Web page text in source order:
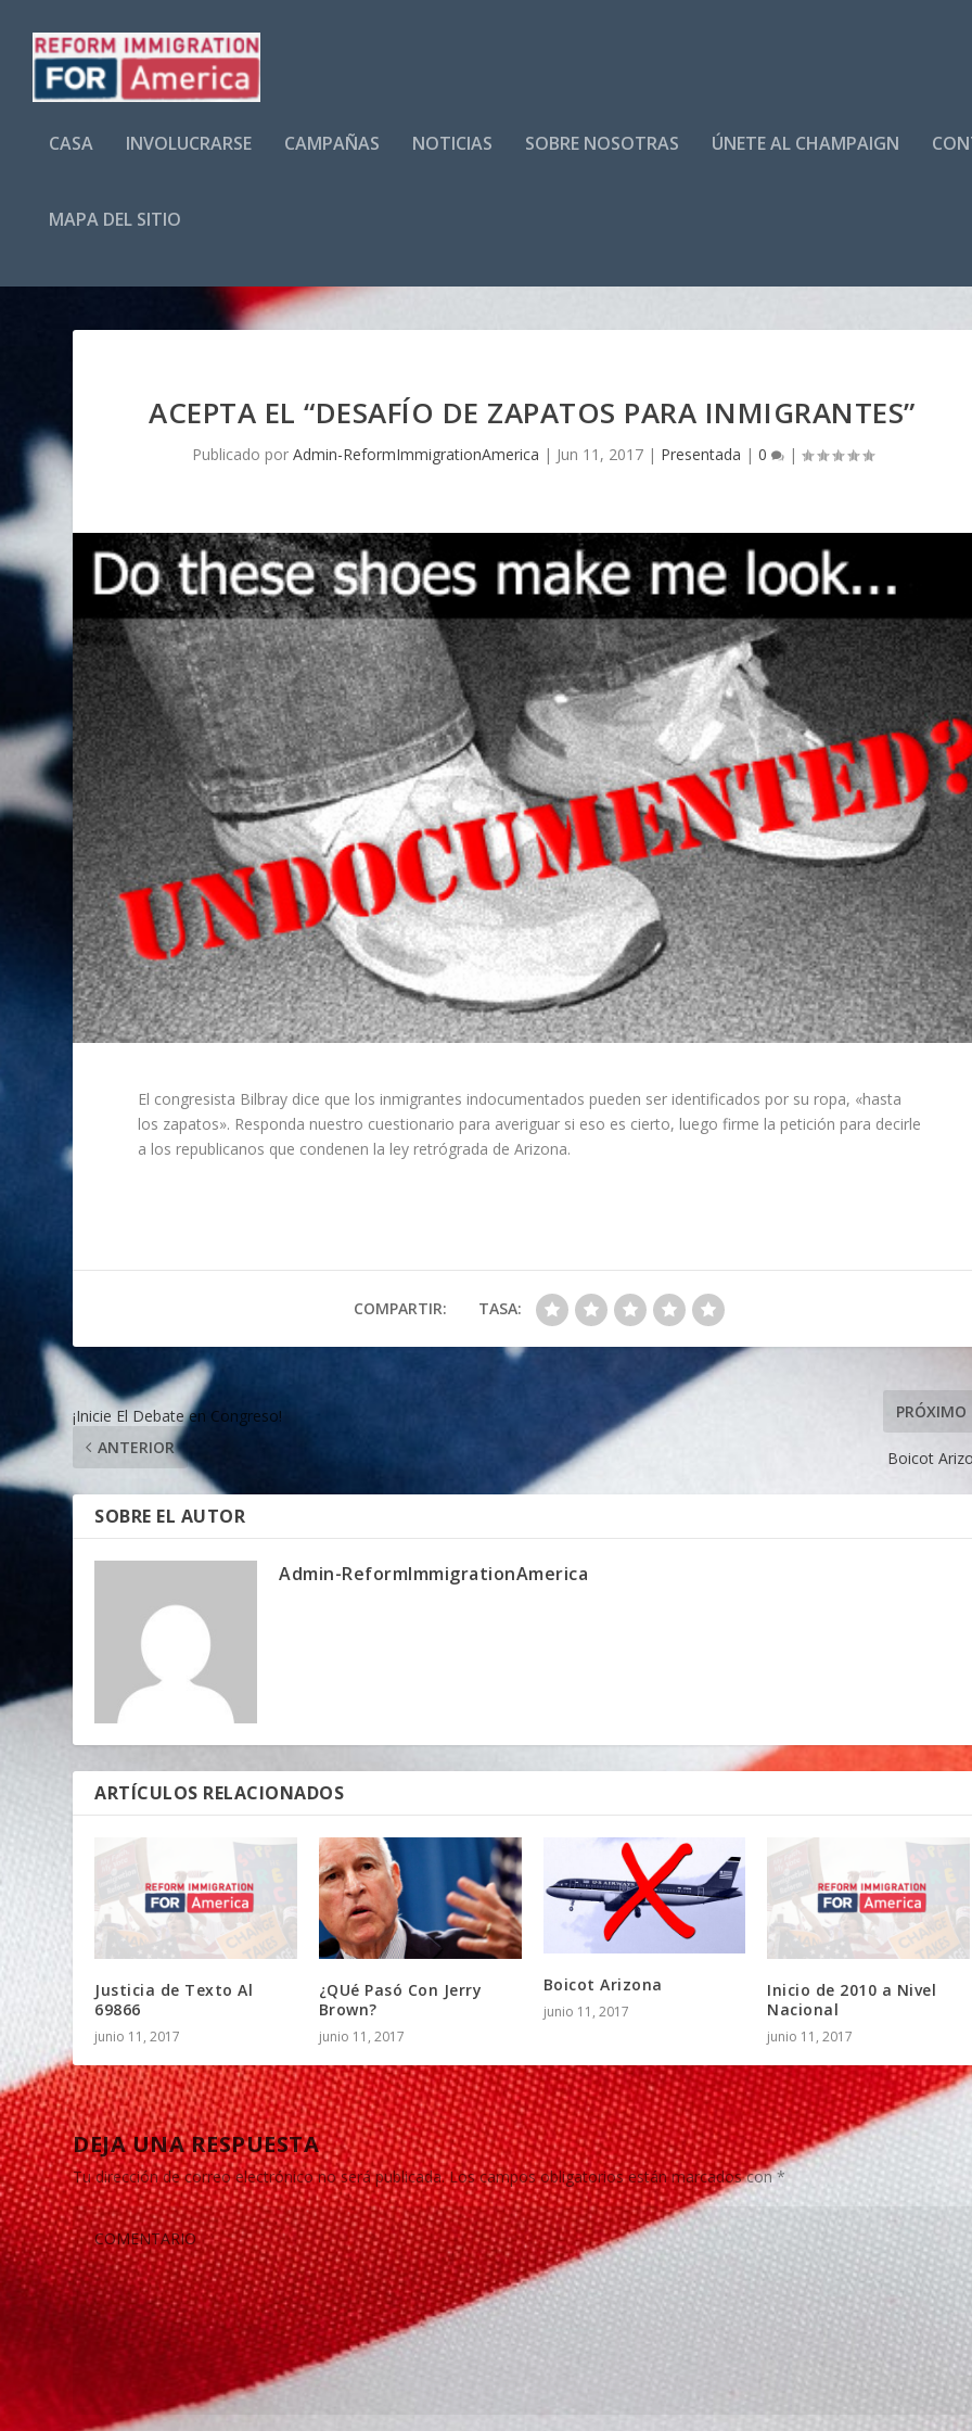
CASA INVOLUCRARSE CAMPAÑAS NOTICIAS SOBRE NOSOTRAS ÚNETE AL CHAMPAIGN
MAPA DEL SITIO
ACEPTA EL “DESAFÍO DE ZAPATOS PARA INMIGRANTES”
Publicado por Admin-ReformImmigrationAmerica | Jun 11, 2017| Presentada | 0 |
El congresista Bilbray dice que los inmigrantes indocumentados pueden ser identificados por su ropa, «hasta
los zapatos». Responda nuestro cuestionario para averiguar si eso es cierto, luego firme la petición para decirle
a los republicanos que condenen la ley retrógrada de Arizona.
COMPARTIR: TASA:
¡Inicie El Debate en Congreso!
ANTERIOR
PRÓXIMO
Boicot
SOBRE EL AUTOR
Admin-ReformImmigrationAmerica
ARTÍCULOS RELACIONADOS
Justicia de Texto Al
69866
junio 11, 2017
¿QUé Pasó Con Jerry
Brown?
junio 11, 2017
Boicot Arizona
junio 11, 2017
Inicio de 2010 a Nivel
Nacional
junio 11, 2017
DEJA UNA RESPUESTA
Tu dirección de correo electrónico no será publicada. Los campos obligatorios están marcados con*